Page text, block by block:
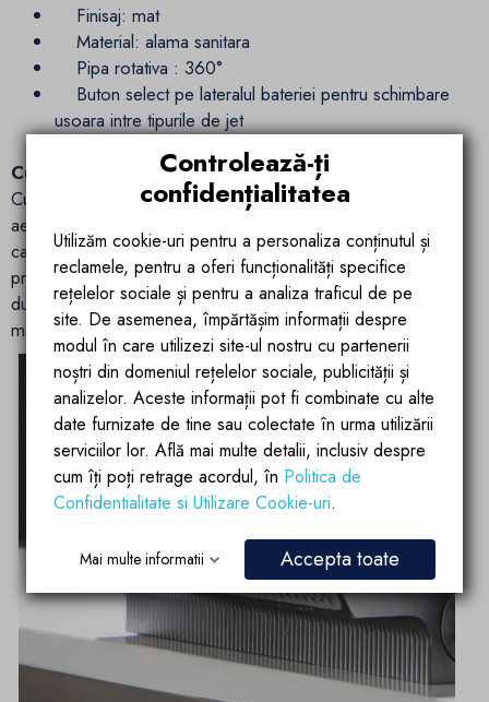
Finisaj: mat
Material: alama sanitara
Pipa rotativa : 360°
Buton select pe lateralul bateriei pentru schimbare
usoara intre tipurile de jet
Curatare usoara
Curatare simpla si eficienta a sistemelor de dus si a
aeratoarelor datorita duzelor elastice de silicon. Murdaria,
calcarul si/sau orice alte substante se curata simplu, doar
prin frecarea usoara a duzelor. Va puteti bucura astfel de un
dus perfect pentru mai mult timp dar si de baterii de baie
mai curate si mai eficiente.
Controlează-ți
confidențialitatea
Utilizăm cookie-uri pentru a personaliza conținutul și
reclamele, pentru a oferi funcționalități specifice
rețelelor sociale și pentru a analiza traficul de pe
site. De asemenea, împărtășim informații despre
modul în care utilizezi site-ul nostru cu partenerii
noștri din domeniul rețelelor sociale, publicității și
analizelor. Aceste informații pot fi combinate cu alte
date furnizate de tine sau colectate în urma utilizării
serviciilor lor. Află mai multe detalii, inclusiv despre
cum îți poți retrage acordul, în Politica de
Confidentialitate si Utilizare Cookie-uri.
Mai multe informatii Accepta toate